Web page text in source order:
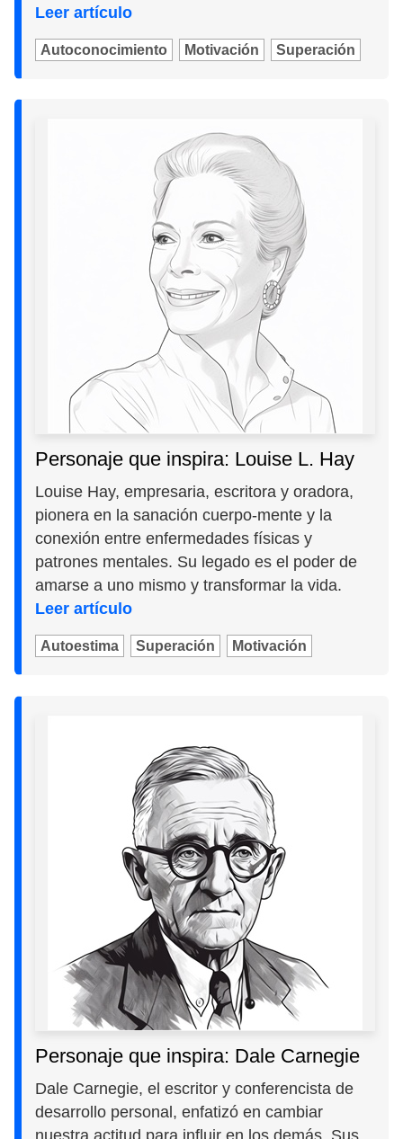
Leer artículo
Autoconocimiento Motivación Superación
Personaje que inspira: Louise L. Hay
Louise Hay, empresaria, escritora y oradora,
pionera en la sanación cuerpo-mente y la
conexión entre enfermedades físicas y
patrones mentales. Su legado es el poder de
amarse a uno mismo y transformar la vida.
Leer artículo
Autoestima Superación Motivación
Personaje que inspira: Dale Carnegie
Dale Carnegie, el escritor y conferencista de
desarrollo personal, enfatizó en cambiar
nuestra actitud para influir en los demás. Sus